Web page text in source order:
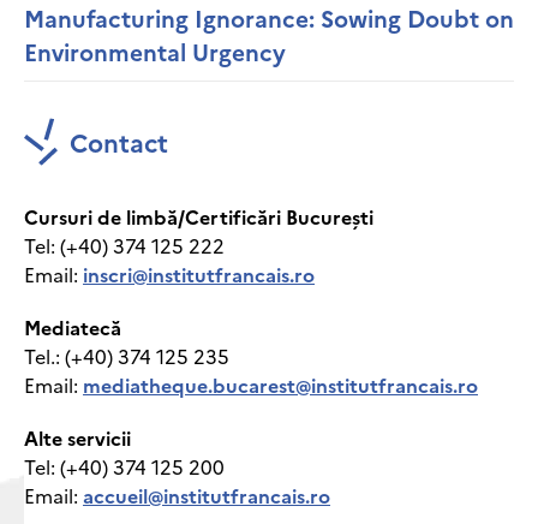
Manufacturing Ignorance: Sowing Doubt on
Environmental Urgency
Contact
Cursuri de limbă/Certificări București
Tel: (+40) 374 125 222
Email: inscri@institutfrancais.ro
Mediatecă
Tel.: (+40) 374 125 235
Email: mediatheque.bucarest@institutfrancais.ro
Alte servicii
Tel: (+40) 374 125 200
Email: accueil@institutfrancais.ro